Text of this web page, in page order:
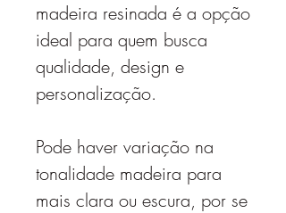
madeira resinada é a opção
ideal para quem busca
qualidade, design e
personalização.
Pode haver variação na
tonalidade madeira para
mais clara ou escura, por se